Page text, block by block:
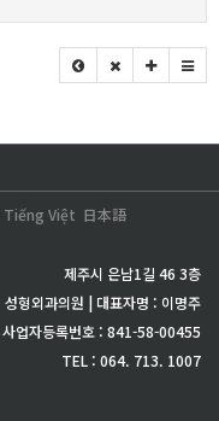
日本語
Tiếng Việt
제주시 은남1길 46 3층
성형외과의원 | 대표자명 : 이명주
사업자등록번호 : 841-58-00455
TEL : 064. 713. 1007